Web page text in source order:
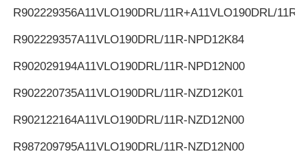
R902229356A11VLO190DRL/11R+A11VLO190DRL/11R
R902229357A11VLO190DRL/11R-NPD12K84
R902029194A11VLO190DRL/11R-NPD12N00
R902220735A11VLO190DRL/11R-NZD12K01
R902122164A11VLO190DRL/11R-NZD12N00
R987209795A11VLO190DRL/11R-NZD12N00